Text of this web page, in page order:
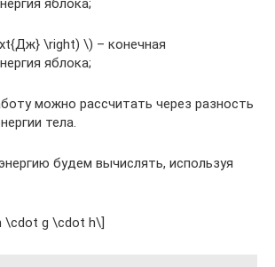
\right) \) – конечная
яблока;
можно рассчитать через разность
тела.
будем вычислять, используя
\cdot g \cdot h\]